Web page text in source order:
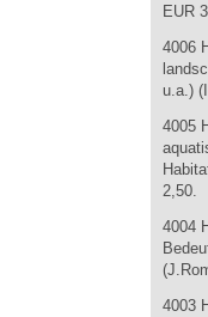
EUR
4006
u.a.)
4005
2,50.
4004
4003